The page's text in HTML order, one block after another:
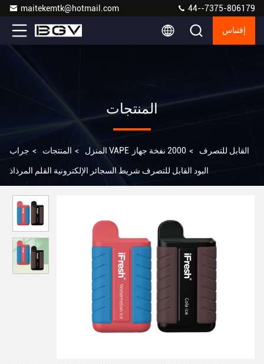
maitekemtk@hotmail.com 44--7375-806179
إقتباس
المنتجات
المنزل > المنتجات > جراب VAPE القابل للتصرف > 2000 نفخة جهاز
البود القابل للتصرف شريط السجائر الإلكترونية القلم المرذاذ